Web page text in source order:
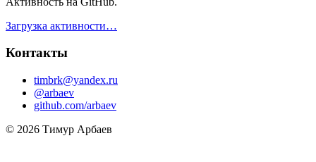
Загрузка активности…
Контакты
timbrk@yandex.ru
@arbaev
github.com/arbaev
© 2026 Тимур Арбаев